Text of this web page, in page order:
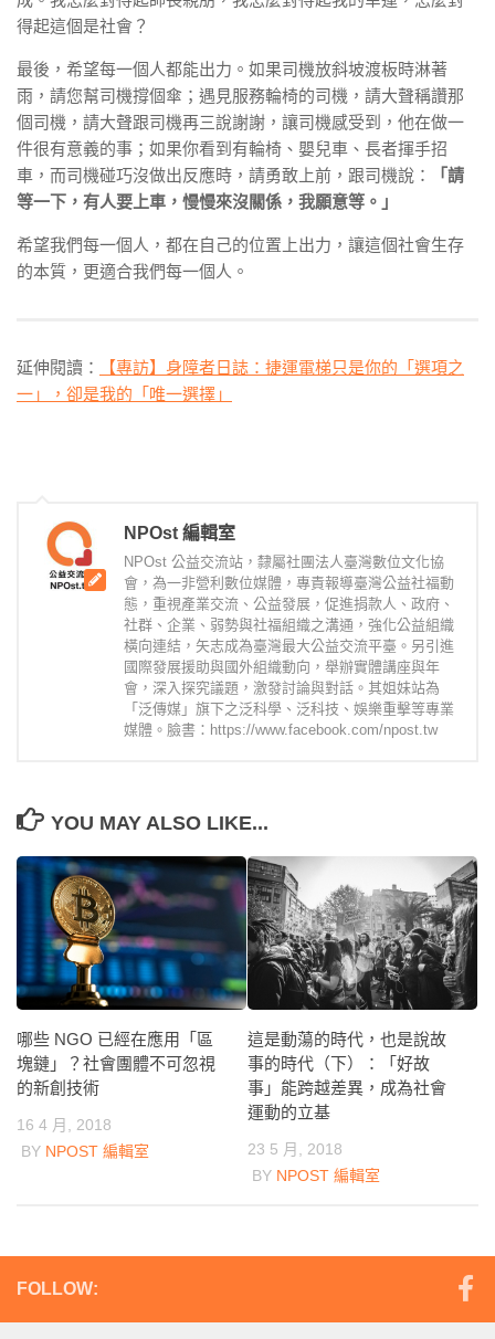
得起這個是社會？
最後，希望每一個人都能出力。如果司機放斜坡渡板時淋著
雨，請您幫司機撐個傘；遇見服務輪椅的司機，請大聲稱讚那
個司機，請大聲跟司機再三說謝謝，讓司機感受到，他在做一
件很有意義的事；如果你看到有輪椅、嬰兒車、長者揮手招
車，而司機碰巧沒做出反應時，請勇敢上前，跟司機說：
「請
等一下，有人要上車，慢慢來沒關係，我願意等。」
希望我們每一個人，都在自己的位置上出力，讓這個社會生存
的本質，更適合我們每一個人。
延伸閱讀：
【專訪】身障者日誌：捷運電梯只是你的「選項之
一」，卻是我的「唯一選擇」
NPOst 編輯室
NPOst 公益交流站，隸屬社團法人臺灣數位文化協
會，為一非營利數位媒體，專責報導臺灣公益社福動
態，重視產業交流、公益發展，促進捐款人、政府、
社群、企業、弱勢與社福組織之溝通，強化公益組織
橫向連結，矢志成為臺灣最大公益交流平臺。另引進
國際發展援助與國外組織動向，舉辦實體講座與年
會，深入探究議題，激發討論與對話。其姐妹站為
「泛傳媒」旗下之泛科學、泛科技、娛樂重擊等專業
媒體。臉書：https://www.facebook.com/npost.tw
YOU MAY ALSO LIKE...
哪些 NGO 已經在應用「區
塊鏈」？社會團體不可忽視
的新創技術
16 4 月, 2018
BY NPOST 編輯室
這是動蕩的時代，也是說故
事的時代（下）：「好故
事」能跨越差異，成為社會
運動的立基
23 5 月, 2018
BY NPOST 編輯室
FOLLOW: